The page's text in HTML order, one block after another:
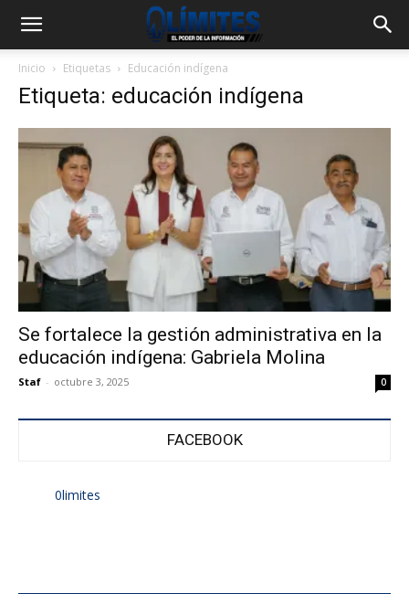
Inicio Etiquetas Educación indígena
Etiqueta: educación indígena
Se fortalece la gestión administrativa en la
educación indígena: Gabriela Molina
Staf - octubre 3, 2025 0
FACEBOOK
0limites